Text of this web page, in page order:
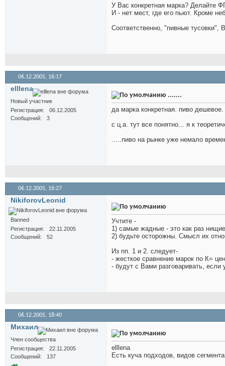
У Вас конкретная марка? Делайте
И - нет мест, где его пьют. Кроме
Соответственно, "пивные
06.12.2005, 16:17
elllena
Новый участник
Регистрация
06.12.2005
Сообщений
3
.......
да марка конкретная. пиво
с ц.а. тут все понятно... я к
.....пиво на рынке уже немало
06.12.2005, 16:27
NikiforovLeonid
Banned
Регистрация
22.11.2005
Сообщений
52
Учтите -
1) самые жадные - это как раз
2) будьте осторожны. Смысл их
Из пп. 1 и 2. следует-
- жесткое сравнение марок по К=
- будут с Вами разговаривать, если
06.12.2005, 18:40
Михаил
Член сообщества
Регистрация
22.11.2005
Сообщений
137
elllena
Есть куча подходов, видов